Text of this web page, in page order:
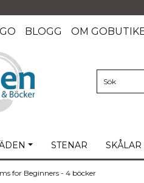
BLOGG OM
STENAR SKÅLAR
for Beginners - 4 böcker